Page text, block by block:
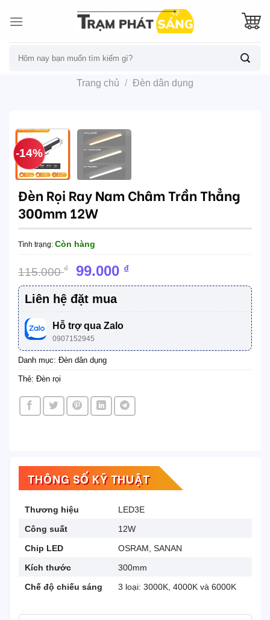
Tìm
Trang chủ / Đèn dân dụng
-14%
Đèn Rọi Ray Nam Châm Trần Thẳng
300mm 12W
Tình trạng: Còn hàng
115.000₫
Giá
gốc
là:
99.000 ₫Giá
hiện
Liên hệ đặt mua
Hỗ trợ qua Zalo
0907152945
Danh mục: Đèn dân dụng
Thẻ: Đèn rọi
THÔNG SỐ KỸ THUẬT
Thương hiệu
LED3E
Công suất
12W
Chip LED
OSRAM, SANAN
Kích thước
300mm
Chế độ chiếu sáng
3 loại: 3000K, 4000K và 6000K